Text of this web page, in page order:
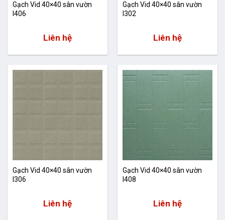
Gạch Vid 40×40 sân vườn
I406
Liên hệ
Gạch Vid 40×40 sân vườn
I302
Liên hệ
Gạch Vid 40×40 sân vườn
I306
Liên hệ
Gạch Vid 40×40 sân vườn
I408
Liên hệ